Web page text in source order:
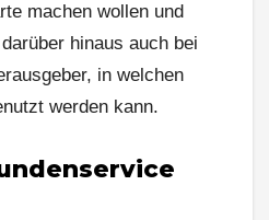
machen wollen und
hinaus auch bei
in welchen
werden kann.